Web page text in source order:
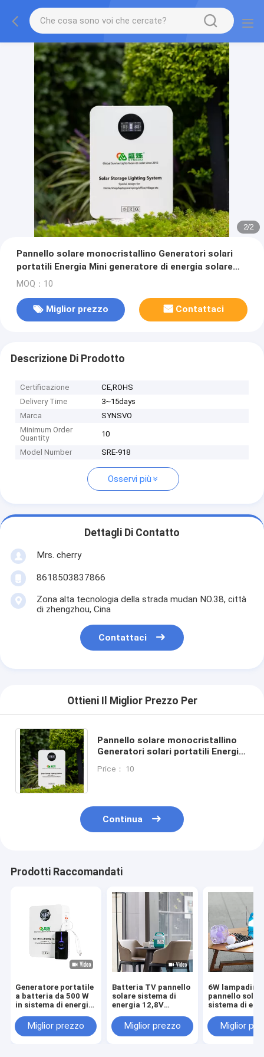
2/2
Pannello solare monocristallino Generatori solari
portatili Energia Mini generatore di energia solare
portatile 300w
MOQ：10
Miglior prezzo Contattaci
Descrizione Di Prodotto
Certificazione
CE,ROHS
Delivery Time
3~15days
Marca
SYNSVO
Minimum Order
Quantity
10
Model Number SRE-918
Osservi più
Dettagli Di Contatto
Mrs. cherry
8618503837866
Zona alta tecnologia della strada mudan NO.38, città
di zhengzhou, Cina
Contattaci
Ottieni Il Miglior Prezzo Per
Pannello solare monocristallino
Generatori solari portatili Energia
portatile 300w
Price： 10
Continua
Prodotti Raccomandati
Generatore portatile
a batteria da 500 W
in sistema di energia
Miglior prezzo
Batteria TV pannello
solare sistema di
energia 12,8V
Miglior prezzo
6W lampadine
pannello
sistema di
Miglior